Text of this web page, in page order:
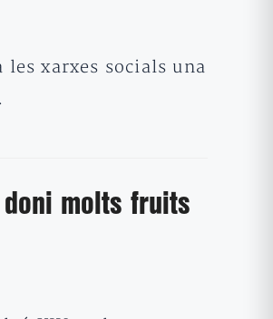
xarxes socials una
doni molts fruits